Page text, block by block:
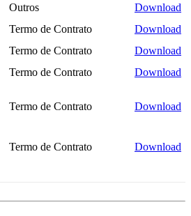
Outros
Download
Termo de Contrato
Download
Termo de Contrato
Download
Termo de Contrato
Download
Termo de Contrato Download
Termo de Contrato Download